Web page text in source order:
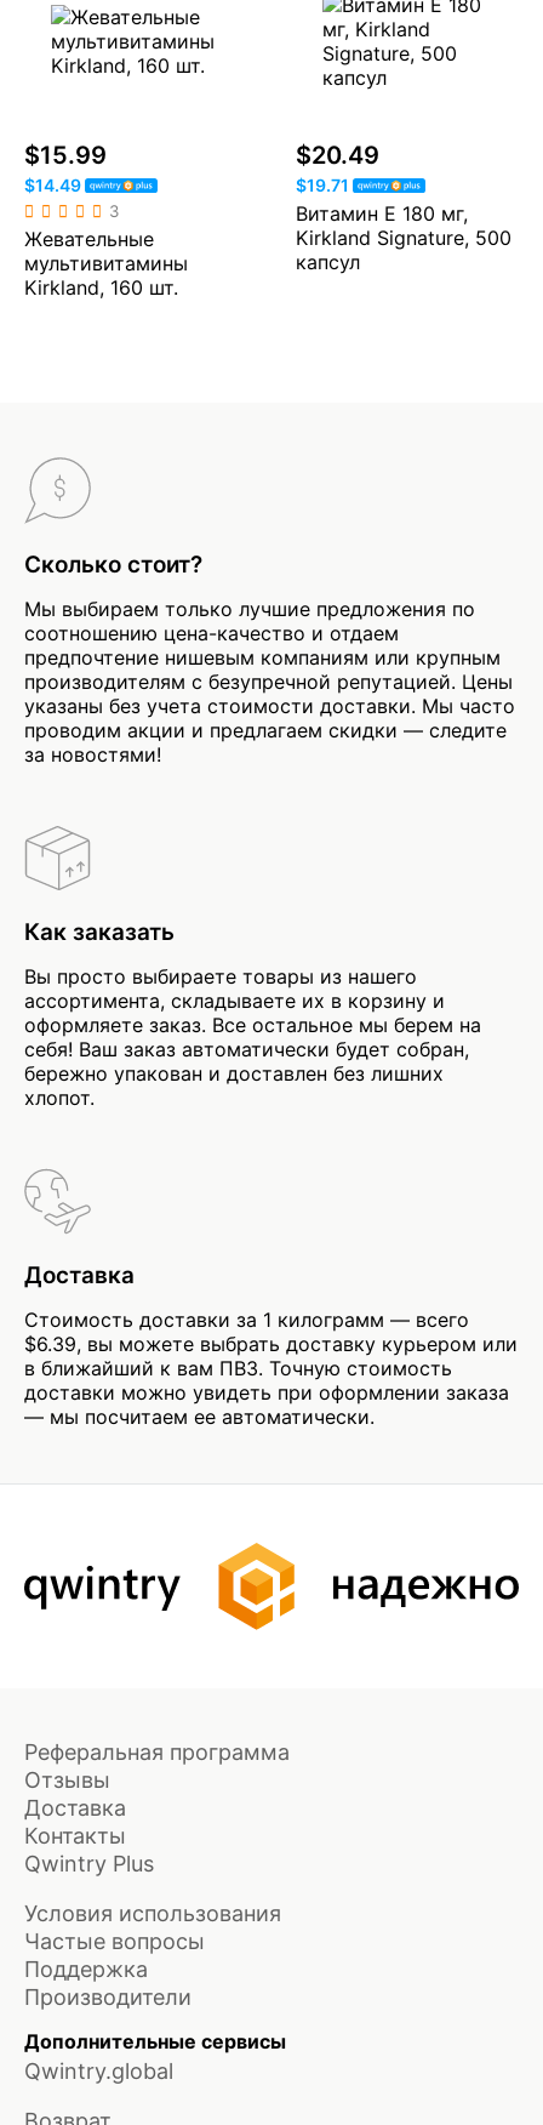
$15.99
$14.49
3
Жевательные
мультивитамины
Kirkland, 160 шт.
$20.49
$19.71
Витамин E 180 мг,
Kirkland Signature, 500
капсул
Сколько стоит?
Мы выбираем только лучшие предложения по
соотношению цена-качество и отдаем
предпочтение нишевым компаниям или крупным
производителям с безупречной репутацией. Цены
указаны без учета стоимости доставки. Мы часто
проводим акции и предлагаем скидки — следите
за новостями!
Как заказать
Вы просто выбираете товары из нашего
ассортимента, складываете их в корзину и
оформляете заказ. Все остальное мы берем на
себя! Ваш заказ автоматически будет собран,
бережно упакован и доставлен без лишних
хлопот.
Доставка
Стоимость доставки за 1 килограмм — всего
$6.39, вы можете выбрать доставку курьером или
в ближайший к вам ПВЗ. Точную стоимость
доставки можно увидеть при оформлении заказа
— мы посчитаем ее автоматически.
Реферальная программа
Отзывы
Доставка
Контакты
Qwintry Plus
Условия использования
Частые вопросы
Поддержка
Производители
Дополнительные сервисы
Qwintry.global